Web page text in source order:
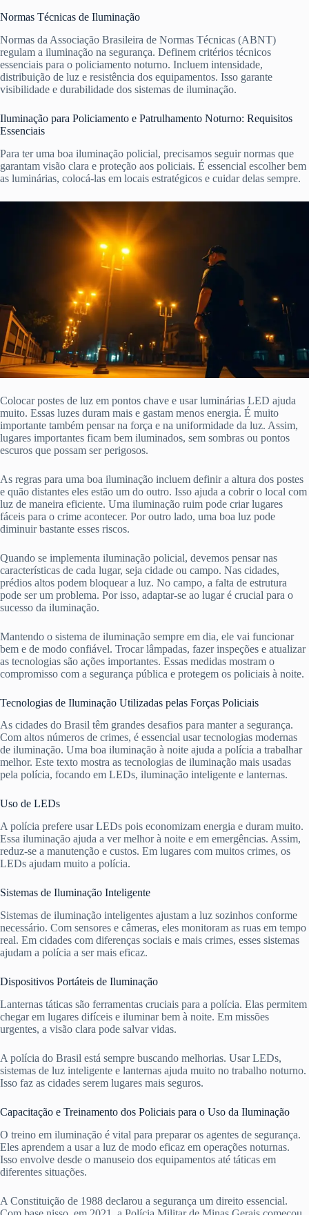
Normas Técnicas de Iluminação
Normas da Associação Brasileira de Normas Técnicas (ABNT)
regulam a iluminação na segurança. Definem critérios técnicos
essenciais para o policiamento noturno. Incluem intensidade,
distribuição de luz e resistência dos equipamentos. Isso garante
visibilidade e durabilidade dos sistemas de iluminação.
Iluminação para Policiamento e Patrulhamento Noturno: Requisitos
Essenciais
Para ter uma boa iluminação policial, precisamos seguir normas que
garantam visão clara e proteção aos policiais. É essencial escolher bem
as luminárias, colocá-las em locais estratégicos e cuidar delas sempre.
Colocar postes de luz em pontos chave e usar luminárias LED ajuda
muito. Essas luzes duram mais e gastam menos energia. É muito
importante também pensar na força e na uniformidade da luz. Assim,
lugares importantes ficam bem iluminados, sem sombras ou pontos
escuros que possam ser perigosos.
As regras para uma boa iluminação incluem definir a altura dos postes
e quão distantes eles estão um do outro. Isso ajuda a cobrir o local com
luz de maneira eficiente. Uma iluminação ruim pode criar lugares
fáceis para o crime acontecer. Por outro lado, uma boa luz pode
diminuir bastante esses riscos.
Quando se implementa iluminação policial, devemos pensar nas
características de cada lugar, seja cidade ou campo. Nas cidades,
prédios altos podem bloquear a luz. No campo, a falta de estrutura
pode ser um problema. Por isso, adaptar-se ao lugar é crucial para o
sucesso da iluminação.
Mantendo o sistema de iluminação sempre em dia, ele vai funcionar
bem e de modo confiável. Trocar lâmpadas, fazer inspeções e atualizar
as tecnologias são ações importantes. Essas medidas mostram o
compromisso com a segurança pública e protegem os policiais à noite.
Tecnologias de Iluminação Utilizadas pelas Forças Policiais
As cidades do Brasil têm grandes desafios para manter a segurança.
Com altos números de crimes, é essencial usar tecnologias modernas
de iluminação. Uma boa iluminação à noite ajuda a polícia a trabalhar
melhor. Este texto mostra as tecnologias de iluminação mais usadas
pela polícia, focando em LEDs, iluminação inteligente e lanternas.
Uso de LEDs
A polícia prefere usar LEDs pois economizam energia e duram muito.
Essa iluminação ajuda a ver melhor à noite e em emergências. Assim,
reduz-se a manutenção e custos. Em lugares com muitos crimes, os
LEDs ajudam muito a polícia.
Sistemas de Iluminação Inteligente
Sistemas de iluminação inteligentes ajustam a luz sozinhos conforme
necessário. Com sensores e câmeras, eles monitoram as ruas em tempo
real. Em cidades com diferenças sociais e mais crimes, esses sistemas
ajudam a polícia a ser mais eficaz.
Dispositivos Portáteis de Iluminação
Lanternas táticas são ferramentas cruciais para a polícia. Elas permitem
chegar em lugares difíceis e iluminar bem à noite. Em missões
urgentes, a visão clara pode salvar vidas.
A polícia do Brasil está sempre buscando melhorias. Usar LEDs,
sistemas de luz inteligente e lanternas ajuda muito no trabalho noturno.
Isso faz as cidades serem lugares mais seguros.
Capacitação e Treinamento dos Policiais para o Uso da Iluminação
O treino em iluminação é vital para preparar os agentes de segurança.
Eles aprendem a usar a luz de modo eficaz em operações noturnas.
Isso envolve desde o manuseio dos equipamentos até táticas em
diferentes situações.
A Constituição de 1988 declarou a segurança um direito essencial.